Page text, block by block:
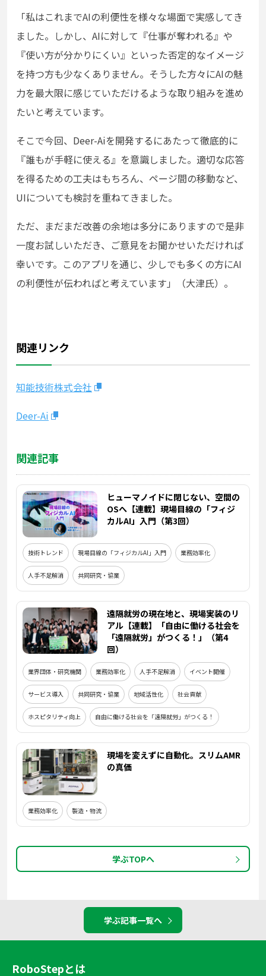
「私はこれまでAIの利便性を様々な場面で実感してき
ました。しかし、AIに対して『仕事が奪われる』や
『使い方が分かりにくい』といった否定的なイメージ
を持つ方も少なくありません。そうした方々にAIの魅
力を最大限に感じていただけるような取り組みを進め
たいと考えています。
そこで今回、Deer-Aiを開発するにあたって徹底的に
『誰もが手軽に使える』を意識しました。適切な応答
を得るための工夫はもちろん、ページ間の移動など、
UIについても検討を重ねてきました。
ただ、まだまだ改善の余地は多分にありますので是非
一度お試しいただき、ご意見をお聞かせいただければ
幸いです。このアプリを通じ、少しでも多くの方にAI
の利便性が伝わればと考えています」（大津氏）。
関連リンク
知能技術株式会社
Deer-Ai
関連記事
ヒューマノイドに閉じない、空間の
OSへ【連載】現場目線の「フィジ
カルAI」入門（第3回）
技術トレンド 現場目線の「フィジカルAI」入門 業務効率化
人手不足解消 共同研究・協業
遠隔就労の現在地と、現場実装のリ
アル【連載】「自由に働ける社会を
「遠隔就労」がつくる！」（第4
回）
業界団体・研究機関 業務効率化 人手不足解消 イベント開催
サービス導入 共同研究・協業 地域活性化 社会貢献
ホスピタリティ向上 自由に働ける社会を「遠隔就労」がつくる！
現場を変えずに自動化。スリムAMR
の真価
業務効率化 製造・物流
学ぶTOPへ
学ぶ記事一覧へ
RoboStepとは